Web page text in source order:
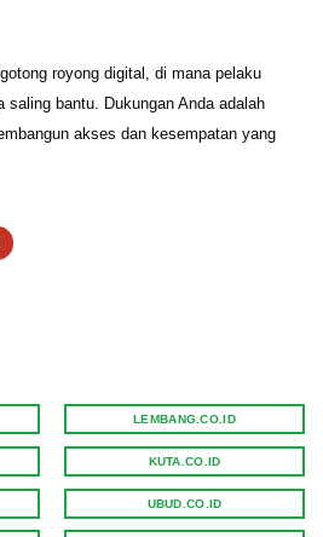
royong digital, di mana pelaku
saling bantu. Dukungan Anda adalah
akses dan kesempatan yang
LEMBANG.CO.ID
KUTA.CO.ID
UBUD.CO.ID